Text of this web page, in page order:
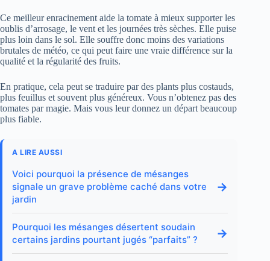
Ce meilleur enracinement aide la tomate à mieux supporter les
oublis d’arrosage, le vent et les journées très sèches. Elle puise
plus loin dans le sol. Elle souffre donc moins des variations
brutales de météo, ce qui peut faire une vraie différence sur la
qualité et la régularité des fruits.
En pratique, cela peut se traduire par des plants plus costauds,
plus feuillus et souvent plus généreux. Vous n’obtenez pas des
tomates par magie. Mais vous leur donnez un départ beaucoup
plus fiable.
A LIRE AUSSI
Voici pourquoi la présence de mésanges
signale un grave problème caché dans votre
jardin
→
Pourquoi les mésanges désertent soudain
certains jardins pourtant jugés “parfaits” ?
→